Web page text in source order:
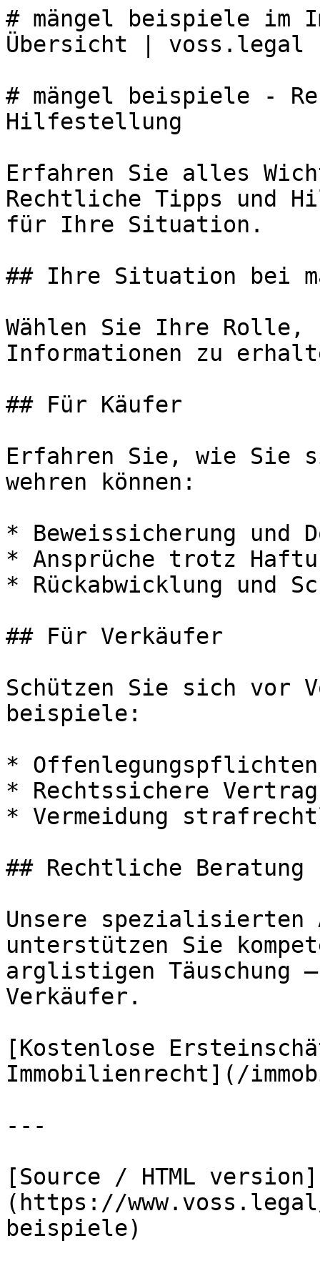
# mängel beispiele im
Übersicht | voss.legal
# mängel beispiele -
Hilfestellung
Erfahren Sie alles
Rechtliche Tipps und
für Ihre Situation.
## Ihre Situation bei
Wählen Sie Ihre Rolle,
Informationen zu
## Für Käufer
Erfahren Sie, wie Sie
wehren können:
* Beweissicherung und
* Ansprüche trotz
* Rückabwicklung und
## Für Verkäufer
Schützen Sie sich vor
beispiele:
* Offenlegungspflichten
* Rechtssichere
* Vermeidung
## Rechtliche
Unsere spezialisierten
unterstützen Sie
arglistigen Täuschung
Verkäufer.
[Kostenlose
Immobilienrecht](/
---
[Source / HTML version]
(https://